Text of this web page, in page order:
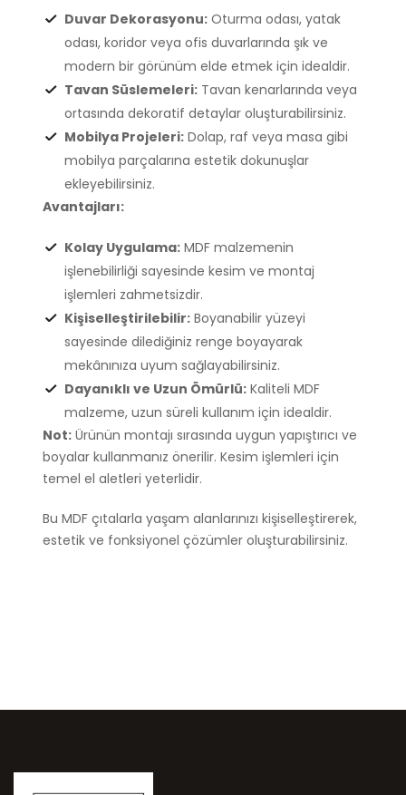
Duvar Dekorasyonu: Oturma odası, yatak
odası, koridor veya ofis duvarlarında şık ve
modern bir görünüm elde etmek için idealdir.
Tavan Süslemeleri: Tavan kenarlarında veya
ortasında dekoratif detaylar oluşturabilirsiniz.
Mobilya Projeleri: Dolap, raf veya masa gibi
mobilya parçalarına estetik dokunuşlar
ekleyebilirsiniz.
Avantajları:
Kolay Uygulama: MDF malzemenin
işlenebilirliği sayesinde kesim ve montaj
işlemleri zahmetsizdir.
Kişiselleştirilebilir: Boyanabilir yüzeyi
sayesinde dilediğiniz renge boyayarak
mekânınıza uyum sağlayabilirsiniz.
Dayanıklı ve Uzun Ömürlü: Kaliteli MDF
malzeme, uzun süreli kullanım için idealdir.
Not: Ürünün montajı sırasında uygun yapıştırıcı ve
boyalar kullanmanız önerilir. Kesim işlemleri için
temel el aletleri yeterlidir.
Bu MDF çıtalarla yaşam alanlarınızı kişiselleştirerek,
estetik ve fonksiyonel çözümler oluşturabilirsiniz.